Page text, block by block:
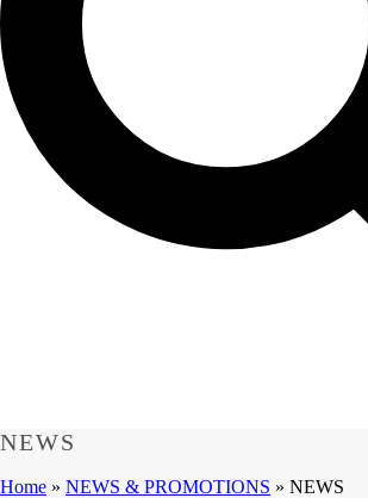
NEWS
Home » NEWS & PROMOTIONS » NEWS